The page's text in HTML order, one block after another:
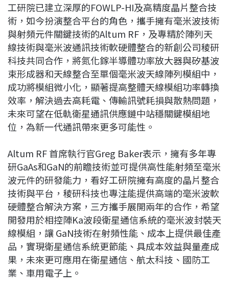
工研院已建立深厚的FOWLP-HI及高精度晶片整合技
術，如今扮演整合平台的角色，攜手擁有毫米波技術
與射頻元件關鍵技術的Altum RF，及專精於陣列天
線技術與毫米波通訊技術軟硬體整合的新創公司稜研
科技共同合作，將氮化鎵半導體功率放大器與矽基波
束形成器和天線整合至單個毫米波天線陣列模組中，
成功將模組微小化，顯著提高整體天線模組功率轉換
效率，解決過去高耗電、傳輸訊號耗損與散熱問題，
未來可望在低軌衛星通訊供應鏈中站穩關鍵模組地
位，為新一代通訊帶來更多可能性。
Altum RF 首席執行官Greg Baker表示，擁有多年專
研GaAs和GaN的前瞻技術並可提供高性能射頻至毫米
波元件的研發能力，看好工研院擁有高度的晶片整合
技術與平台，稜研科技也專注能提供高端的毫米波軟
硬體整合解決方案，三方攜手展開兩年的合作，希望
開發用於相控陣Ka波段衛星通信系統的毫米波封裝天
線模組，讓 GaN技術在射頻性能、成本上提供最佳產
品，實現衛星通信系統更節能、具成本效益與量產成
果，未來更可應用在衛星通信、航太科技、國防工
業、車用電子上。